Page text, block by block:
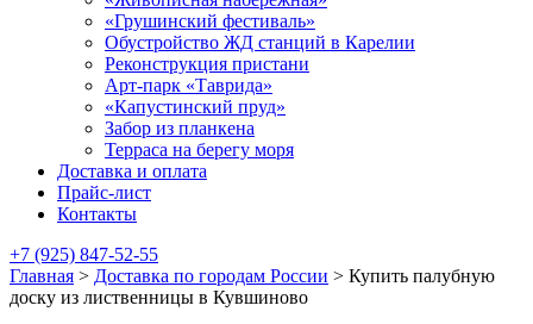
«Грушинский фестиваль»
Обустройство ЖД станций в Карелии
Реконструкция пристани
Арт-парк «Таврида»
«Капустинский пруд»
Забор из планкена
Терраса на берегу моря
Доставка и оплата
Прайс-лист
Контакты
+7 (925) 847-52-55
Главная > Доставка по городам России > Купить палубную
доску из лиственницы в Кувшиново